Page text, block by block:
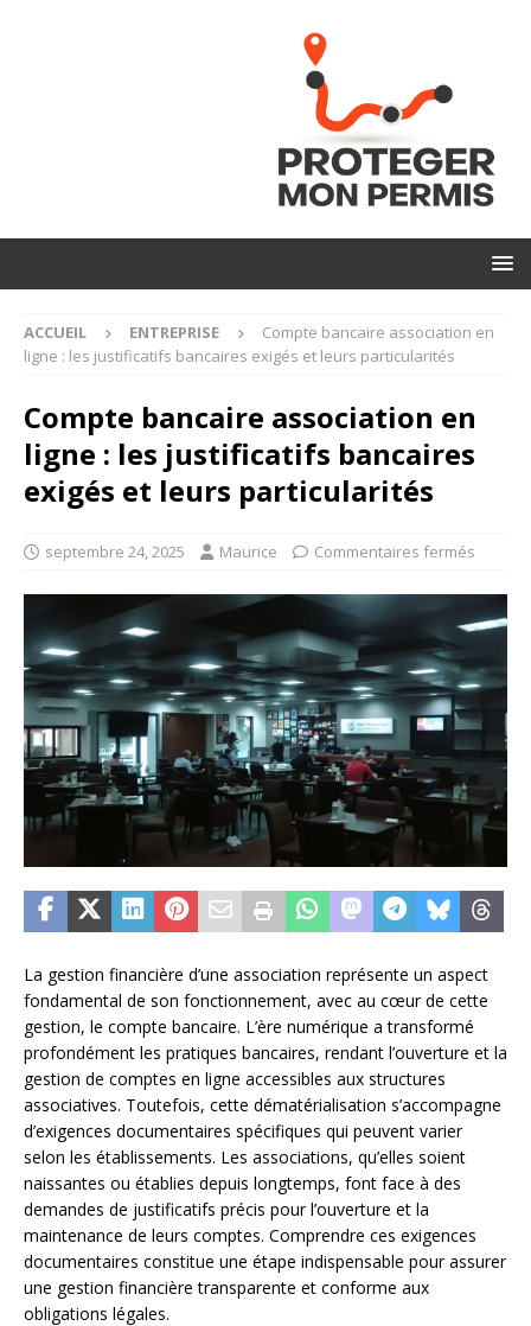
ACCUEIL ENTREPRISE
Compte bancaire association en
ligne : les justificatifs bancaires exigés et leurs particularités
Compte bancaire association en
ligne : les justificatifs bancaires
exigés et leurs particularités
septembre 24, 2025 Maurice Commentaires fermés
La gestion financière d’une association représente un aspect
fondamental de son fonctionnement, avec au cœur de cette
gestion, le compte bancaire. L’ère numérique a transformé
profondément les pratiques bancaires, rendant l’ouverture et la
gestion de comptes en ligne accessibles aux structures
associatives. Toutefois, cette dématérialisation s’accompagne
d’exigences documentaires spécifiques qui peuvent varier
selon les établissements. Les associations, qu’elles soient
naissantes ou établies depuis longtemps, font face à des
demandes de justificatifs précis pour l’ouverture et la
maintenance de leurs comptes. Comprendre ces exigences
documentaires constitue une étape indispensable pour assurer
une gestion financière transparente et conforme aux
obligations légales.